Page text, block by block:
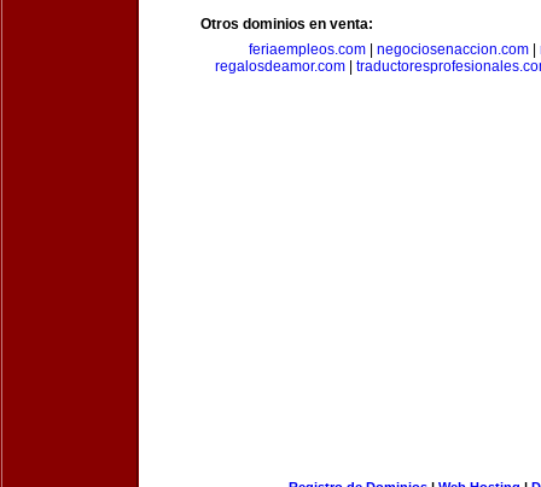
Otros dominios en venta:
feriaempleos.com
negociosenaccion.com
regalosdeamor.com